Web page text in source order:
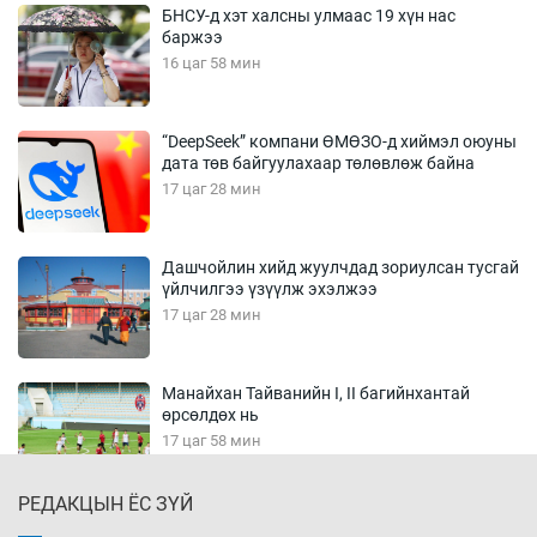
БНСУ-д хэт халсны улмаас 19 хүн нас
баржээ
16 цаг 58 мин
“DeepSeek” компани ӨМӨЗО-д хиймэл оюуны
дата төв байгуулахаар төлөвлөж байна
17 цаг 28 мин
Дашчойлин хийд жуулчдад зориулсан тусгай
үйлчилгээ үзүүлж эхэлжээ
17 цаг 28 мин
Манайхан Тайванийн I, II багийнхантай
өрсөлдөх нь
17 цаг 58 мин
РЕДАКЦЫН ЁС ЗҮЙ